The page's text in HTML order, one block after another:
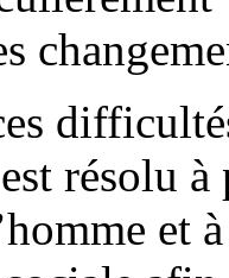
résolu
et